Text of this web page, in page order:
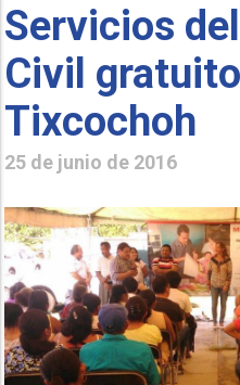
Servicios
Civil
Tixcochoh
25 de junio de 2016